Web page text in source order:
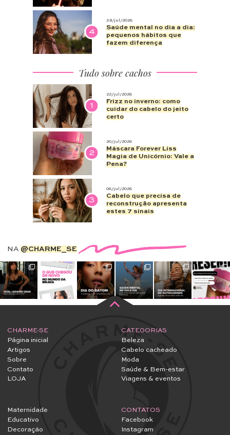
4
28/jul/2026
Saúde mental no dia a dia:
pequenos hábitos que
fazem diferença
Tudo sobre cachos
1
22/jul/2026
Frizz no inverno: como
cuidar do cabelo do jeito
certo
2
20/jul/2026
Máscara Forever Liss
Magia de Unicórnio: Vale a
Pena?
3
06/jul/2026
Cabelo que precisa de
reconstrução apresenta
estes 7 sinais
NA @CHARME_SE
CHARME-SE
Página inicial
Artigos
Sobre
Contato
LOJA
CATEGORIAS
Beleza
Cabelo cacheado
Moda
Saúde & Bem-estar
Viagens & eventos
Maternidade
Educativo
Decoração
CONTATOS
Facebook
Instagram